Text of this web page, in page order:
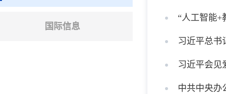
国际信息
“人工智能+
习近平总书
习近平会见
中共中央办